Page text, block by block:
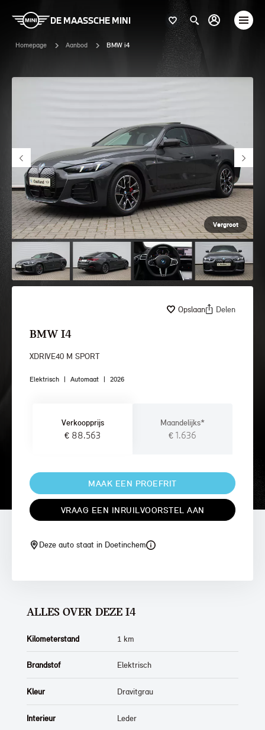
DE MAASSCHE MINI
Homepage Aanbod BMW i4
Vergroot
Opslaan Delen
BMW I4
XDRIVE40 M SPORT
Elektrisch | Automaat | 2026
Verkoopprijs
€ 88.563
Maandelijks*
€ 1.636
MAAK EEN PROEFRIT
VRAAG EEN INRUILVOORSTEL AAN
Deze auto staat in Doetinchem
ALLES OVER DEZE I4
Kilometerstand 1 km
Brandstof Elektrisch
Kleur Dravitgrau
Interieur Leder